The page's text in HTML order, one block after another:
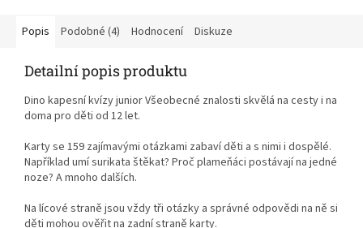
Popis Podobné (4) Hodnocení Diskuze
Detailní popis produktu
Dino kapesní kvízy junior Všeobecné znalosti skvělá na cesty i na
doma pro děti od 12 let.
Karty se 159 zajímavými otázkami zabaví děti a s nimi i dospělé.
Například umí surikata štěkat? Proč plameňáci postávají na jedné
noze? A mnoho dalších.
Na lícové straně jsou vždy tři otázky a správné odpovědi na ně si
děti mohou ověřit na zadní straně karty.